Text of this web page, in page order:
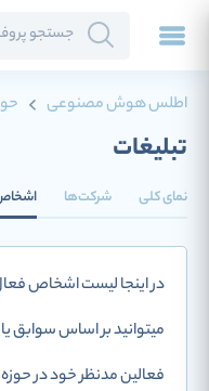
اطلس هوش مصنوعی
تبلیغات
نمای کلی شرکت‌ها
در اینجا لیست اشخاص
میتوانید بر اساس سوابق
فعالین مدنظر خود در حوزه